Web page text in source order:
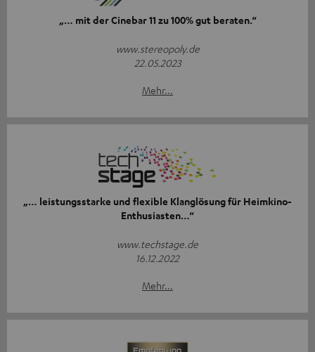
„… mit der Cinebar 11 zu 100% gut beraten.“
www.stereopoly.de
22.05.2023
Mehr...
„… leistungsstarke und flexible Klanglösung für Heimkino-
Enthusiasten…“
www.techstage.de
16.12.2022
Mehr...